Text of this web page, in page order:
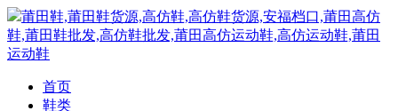
莆田鞋,莆田鞋货源,高仿鞋,高仿鞋货源,安福档口,莆田高仿
鞋,莆田鞋批发,高仿鞋批发,莆田高仿运动鞋,高仿运动鞋,莆田
运动鞋
首页
鞋类